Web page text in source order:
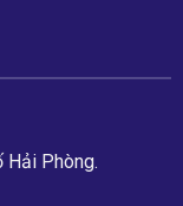
Hải Phòng.